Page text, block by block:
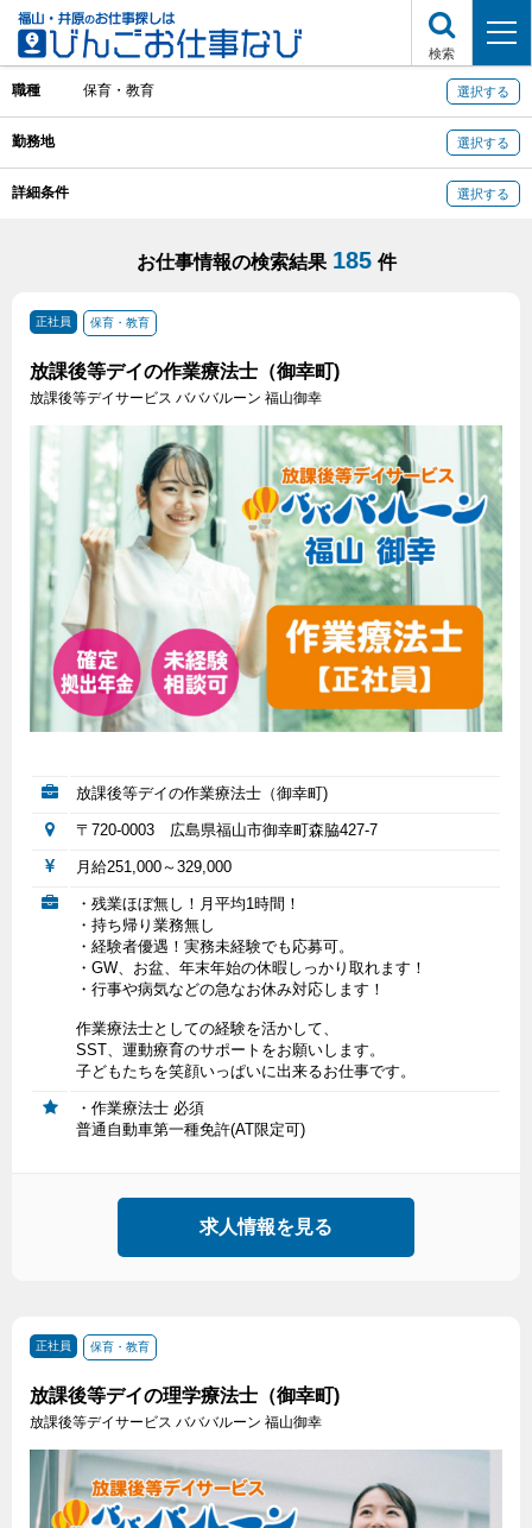
検索
職種 選択する
保育・教育
勤務地 選択する
詳細条件 選択する
お仕事情報の検索結果 185 件
正社員 保育・教育
放課後等デイの作業療法士（御幸町)
放課後等デイサービス バババルーン 福山御幸
放課後等デイの作業療法士（御幸町)
〒720-0003 広島県福山市御幸町森脇427-7
月給251,000～329,000
・残業ほぼ無し！月平均1時間！
・持ち帰り業務無し
・経験者優遇！実務未経験でも応募可。
・GW、お盆、年末年始の休暇しっかり取れます！
・行事や病気などの急なお休み対応します！
作業療法士としての経験を活かして、
SST、運動療育のサポートをお願いします。
子どもたちを笑顔いっぱいに出来るお仕事です。
・作業療法士 必須
普通自動車第一種免許(AT限定可)
求人情報を見る
正社員 保育・教育
放課後等デイの理学療法士（御幸町)
放課後等デイサービス バババルーン 福山御幸